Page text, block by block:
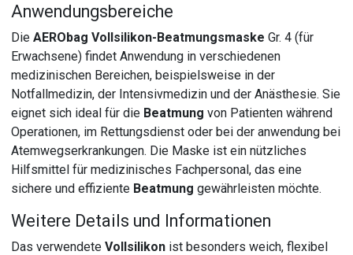
Anwendungsbereiche
DieAERObag Vollsilikon-Beatmungsmaske Gr. 4 (für
Erwachsene) findet Anwendung in verschiedenen
medizinischen Bereichen, beispielsweise in der
Notfallmedizin, der Intensivmedizin und der Anästhesie. Sie
eignet sich ideal für die Beatmung von Patienten während
Operationen, im Rettungsdienst oder bei der anwendung bei
Atemwegserkrankungen. Die Maske ist ein nützliches
Hilfsmittel für medizinisches Fachpersonal, das eine
sichere und effiziente Beatmung gewährleisten möchte.
Weitere Details und Informationen
Das verwendeteVollsilikon ist besonders weich, flexibel